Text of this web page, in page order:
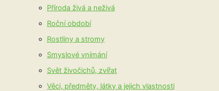
Příroda živá a neživá
Roční období
Rostliny a stromy
Smyslové vnímání
Svět živočichů, zvířat
Věci, předměty, látky a jejich vlastnosti